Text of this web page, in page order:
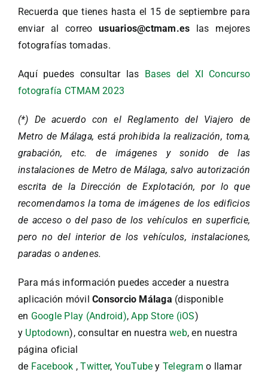
Recuerda que tienes hasta el 15 de septiembre para
enviar al correousuarios@ctmam.es las mejores
fotografías tomadas.
Aquí puedes consultar las Bases del XI Concurso
fotografía CTMAM 2023
(*) De acuerdo con el Reglamento del Viajero de
Metro de Málaga, está prohibida la realización, toma,
grabación, etc. de imágenes y sonido de las
instalaciones de Metro de Málaga, salvo autorización
escrita de la Dirección de Explotación, por lo que
recomendamos la toma de imágenes de los edificios
de acceso o del paso de los vehículos en superficie,
pero no del interior de los vehículos, instalaciones,
paradas o andenes.
Para más información puedes acceder a nuestra
aplicación móvilConsorcio Málaga (disponible
en Google Play (Android),App Store (iOS)
y Uptodown), consultar en nuestraweb, en nuestra
página oficial
de Facebook ,Twitter, YouTube y Telegramo llamar